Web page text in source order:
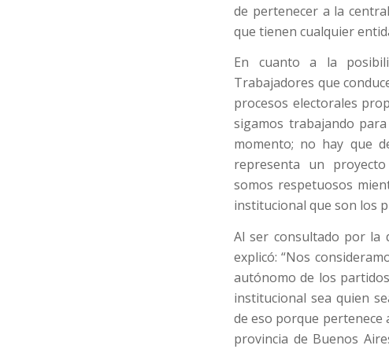
de pertenecer a la
que tienen cualquier
En cuanto a la
Trabajadores que
procesos electorales
sigamos trabajando
momento; no hay que
representa un
somos respetuosos
institucional que son los
Al ser consultado por la
explicó: “Nos
autónomo de los
institucional sea quien
de eso porque pertenece
provincia de Buenos